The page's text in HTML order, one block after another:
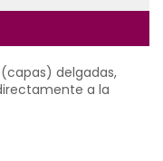
delgadas,
a la